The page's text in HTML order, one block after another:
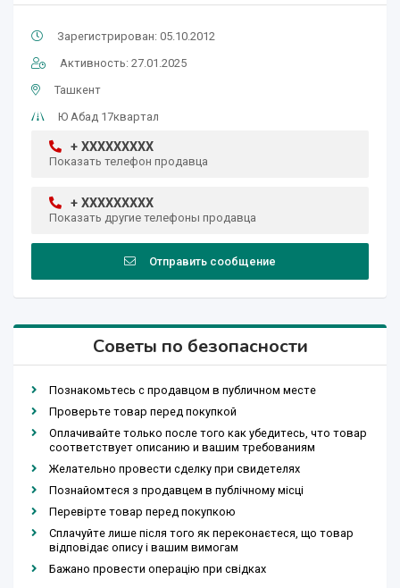
Зарегистрирован: 05.10.2012
Активность: 27.01.2025
Ташкент
Ю Абад 17квартал
+ XXXXXXXXX
Показать телефон продавца
+ XXXXXXXXX
Показать другие телефоны продавца
Отправить сообщение
Советы по безопасности
Познакомьтесь с продавцом в публичном месте
Проверьте товар перед покупкой
Оплачивайте только после того как убедитесь, что товар
соответствует описанию и вашим требованиям
Желательно провести сделку при свидетелях
Познайомтеся з продавцем в публічному місці
Перевірте товар перед покупкою
Сплачуйте лише після того як переконаєтеся, що товар
відповідає опису і вашим вимогам
Бажано провести операцію при свідках